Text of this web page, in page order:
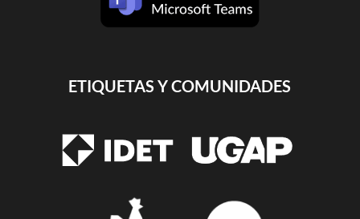
ETIQUETAS Y COMUNIDADES